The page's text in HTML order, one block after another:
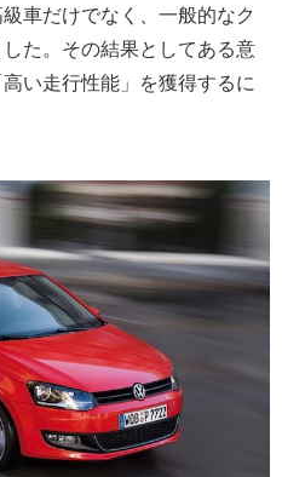
車だけでなく、一般的なク
た。その結果としてある意
い走行性能」を獲得するに